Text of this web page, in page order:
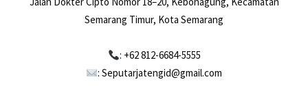
Semarang Timur, Kota Semarang
: +62 812-6684-5555
: Seputarjatengid@gmail.com